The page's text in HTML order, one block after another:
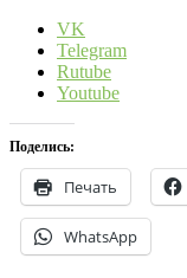
VK
Telegram
Rutube
Youtube
Поделись:
Печать
WhatsApp